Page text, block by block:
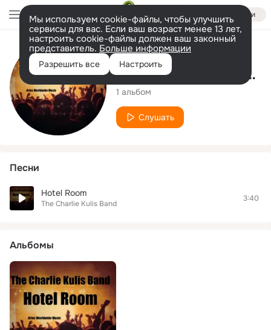
Войти
Мы используем cookie-файлы, чтобы улучшить
сервисы для вас. Если ваш возраст менее 13 лет,
настроить cookie-файлы должен ваш законный
представитель. Больше информации
Разрешить все Настроить
Исполнитель
The Charlie Kulis Band
1 альбом
Слушать
Песни
Hotel Room
The Charlie Kulis Band
3:40
Альбомы